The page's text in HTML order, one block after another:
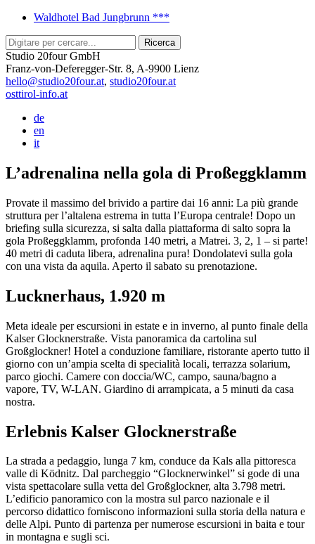
Waldhotel Bad Jungbrunn ***
Studio 20four GmbH
Franz-von-Deferegger-Str. 8, A-9900 Lienz
hello@studio20four.at, studio20four.at
osttirol-info.at
de
en
it
L’adrenalina nella gola di Proßeggklamm
Provate il massimo del brivido a partire dai 16 anni: La più grande
struttura per l’altalena estrema in tutta l’Europa centrale! Dopo un
briefing sulla sicurezza, si salta dalla piattaforma di salto sopra la
gola Proßeggklamm, profonda 140 metri, a Matrei. 3, 2, 1 – si parte!
40 metri di caduta libera, adrenalina pura! Dondolatevi sulla gola
con una vista da aquila. Aperto il sabato su prenotazione.
Lucknerhaus, 1.920 m
Meta ideale per escursioni in estate e in inverno, al punto finale della
Kalser Glocknerstraße. Vista panoramica da cartolina sul
Großglockner! Hotel a conduzione familiare, ristorante aperto tutto il
giorno con un’ampia scelta di specialità locali, terrazza solarium,
parco giochi. Camere con doccia/WC, campo, sauna/bagno a
vapore, TV, W-LAN. Giardino di arrampicata, a 5 minuti da casa
nostra.
Erlebnis Kalser Glocknerstraße
La strada a pedaggio, lunga 7 km, conduce da Kals alla pittoresca
valle di Ködnitz. Dal parcheggio “Glocknerwinkel” si gode di una
vista spettacolare sulla vetta del Großglockner, alta 3.798 metri.
L’edificio panoramico con la mostra sul parco nazionale e il
percorso didattico forniscono informazioni sulla storia della natura e
delle Alpi. Punto di partenza per numerose escursioni in baita e tour
in montagna e sugli sci.